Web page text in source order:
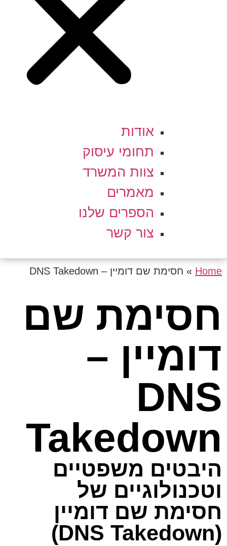
אודות
תחומי עיסוק
צוות המשרד
מאמרים
הספרים שלנו
צור קשר
Home
» חסימת שם דומיין – DNS Takedown
חסימת שם
דומיין –
DNS
Takedown
היבטים משפטיים
וטכנולוגיים של
חסימת שם דומיין
(DNS Takedown)